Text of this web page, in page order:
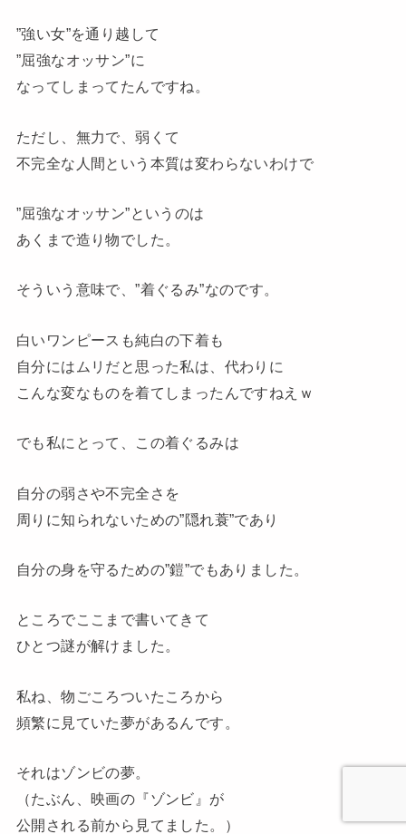
”強い女”を通り越して
”屈強なオッサン”に
なってしまってたんですね。
ただし、無力で、弱くて
不完全な人間という本質は変わらないわけで
”屈強なオッサン”というのは
あくまで造り物でした。
そういう意味で、”着ぐるみ”なのです。
白いワンピースも純白の下着も
自分にはムリだと思った私は、代わりに
こんな変なものを着てしまったんですねえｗ
でも私にとって、この着ぐるみは
自分の弱さや不完全さを
周りに知られないための”隠れ蓑”であり
自分の身を守るための”鎧”でもありました。
ところでここまで書いてきて
ひとつ謎が解けました。
私ね、物ごころついたころから
頻繁に見ていた夢があるんです。
それはゾンビの夢。
（たぶん、映画の『ゾンビ』が
公開される前から見てました。）